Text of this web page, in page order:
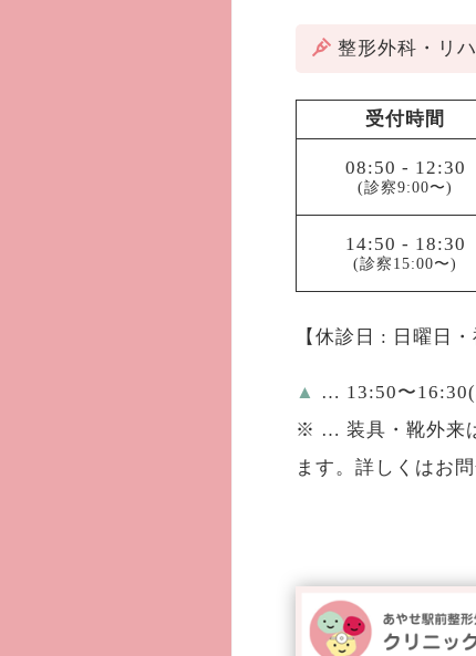
整形外科・リ
受付時間
08:50 - 12:30
(診察9:00〜)
14:50 - 18:30
(診察15:00〜)
【休診日 : 日曜日・
▲
… 13:50〜
※ … 装具・靴外来
ます。詳しくはお